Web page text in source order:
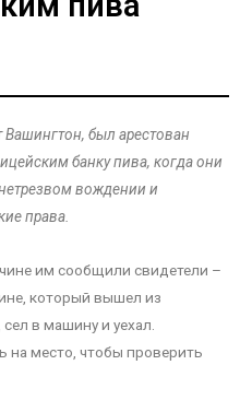
был арестован
банку пива, когда они
вождении и
права.
им сообщили свидетели –
который вышел из
в машину и уехал.
на место, чтобы проверить